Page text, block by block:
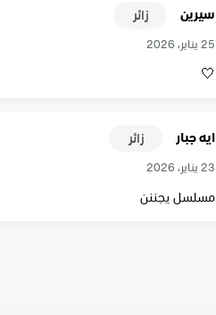
سيرين زائر
25 يناير، 2026
🤍
ايه جبار زائر
23 يناير، 2026
مسلسل يجننن